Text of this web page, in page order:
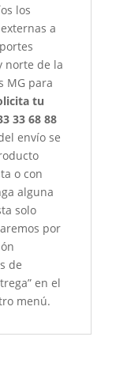
los
a
norte de la
MG para
tu
33 68 88
envío se
o con
alguna
solo
por
de
en el
menú.